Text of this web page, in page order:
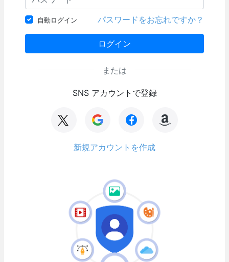
自動ログイン パスワードをお忘れですか？
ログイン
または
SNS アカウントで登録
新規アカウントを作成